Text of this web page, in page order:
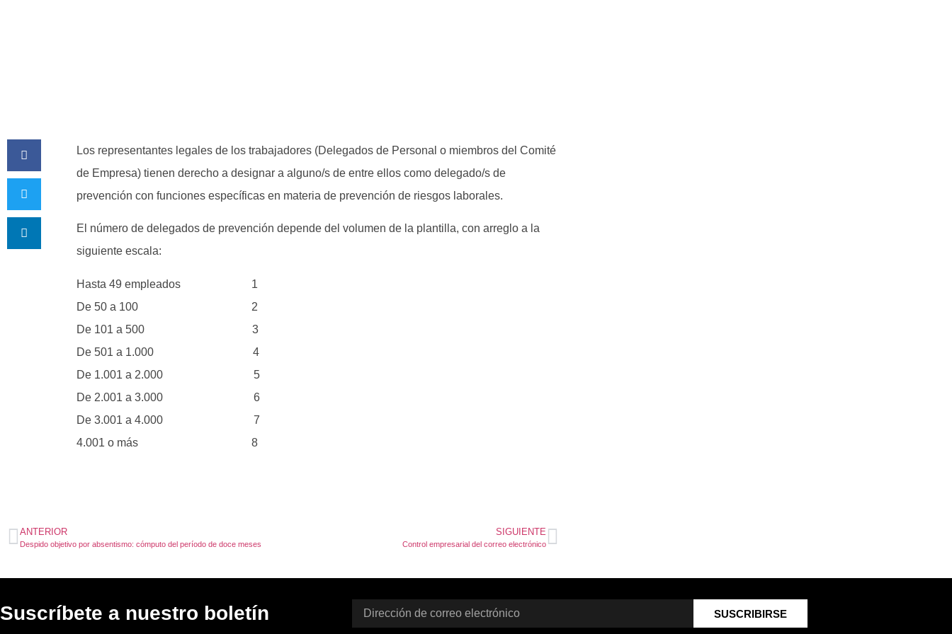
Los representantes legales de los trabajadores (Delegados de Personal o miembros del Comité
de Empresa) tienen derecho a designar a alguno/s de entre ellos como delegado/s de
prevención con funciones específicas en materia de prevención de riesgos laborales.
El número de delegados de prevención depende del volumen de la plantilla, con arreglo a la
siguiente escala:
Hasta 49 empleados 1
De 50 a 100 2
De 101 a 500 3
De 501 a 1.000 4
De 1.001 a 2.000 5
De 2.001 a 3.000 6
De 3.001 a 4.000 7
4.001 o más 8
ANTERIOR
Despido objetivo por absentismo: cómputo del período de doce meses
SIGUIENTE
Control empresarial del correo electrónico
Suscríbete a nuestro boletín SUSCRIBIRSE